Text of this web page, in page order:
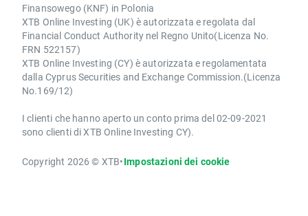
Finansowego (KNF) in Polonia
XTB Online Investing (UK) è autorizzata e regolata dal
Financial Conduct Authority nel Regno Unito(Licenza No.
FRN 522157)
XTB Online Investing (CY) è autorizzata e regolamentata
dalla Cyprus Securities and Exchange Commission.(Licenza
No.169/12)
I clienti che hanno aperto un conto prima del 02-09-2021
sono clienti di XTB Online Investing CY).
Copyright 2026 © XTB•Impostazioni dei cookie